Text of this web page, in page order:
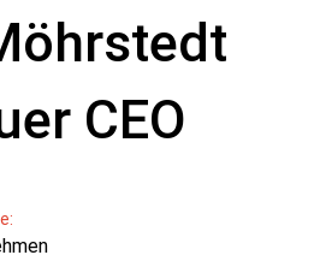
CEO